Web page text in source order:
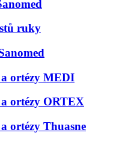
ruky
ortézy MEDI
ortézy ORTEX
ortézy Thuasne